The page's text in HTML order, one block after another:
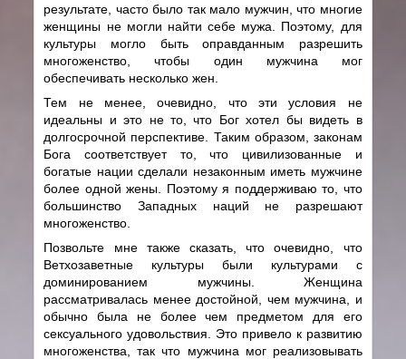
результате, часто было так мало мужчин, что многие
женщины не могли найти себе мужа. Поэтому, для
культуры могло быть оправданным разрешить
многоженство, чтобы один мужчина мог
обеспечивать несколько жен.
Тем не менее, очевидно, что эти условия не
идеальны и это не то, что Бог хотел бы видеть в
долгосрочной перспективе. Таким образом, законам
Бога соответствует то, что цивилизованные и
богатые нации сделали незаконным иметь мужчине
более одной жены. Поэтому я поддерживаю то, что
большинство Западных наций не разрешают
многоженство.
Позвольте мне также сказать, что очевидно, что
Ветхозаветные культуры были культурами с
доминированием мужчины. Женщина
рассматривалась менее достойной, чем мужчина, и
обычно была не более чем предметом для его
сексуального удовольствия. Это привело к развитию
многоженства, так что мужчина мог реализовывать